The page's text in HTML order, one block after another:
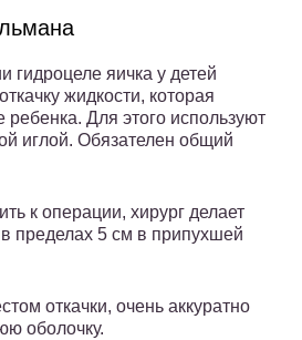
гидроцеле яичка у детей
жидкости, которая
Для этого используют
иглой. Обязателен общий
к операции, хирург делает
пределах 5 см в припухшей
откачки, очень аккуратно
оболочку.